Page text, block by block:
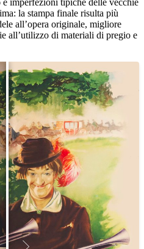
la stampa finale risulta più
all’opera originale, migliore
all’utilizzo di materiali di pregio e